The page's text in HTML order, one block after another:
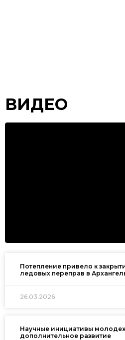
ВИДЕО
Потепление привело к
ледовых переправ в
26.03.2026
Научные инициативы
дополнительное развитие